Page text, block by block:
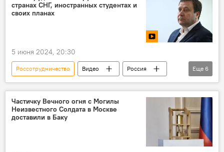
Узбекистан
странах СНГ, иностранных студентах и
своих планах
5 июня 2024, 20:30
Россотрудничество Видео
Россия
СНГ
Общество
Образование
Русский язык
Обучение на русском языке
Интервью
Еще 6
Частичку Вечного огня с Могилы
Неизвестного Солдата в Москве
доставили в Баку